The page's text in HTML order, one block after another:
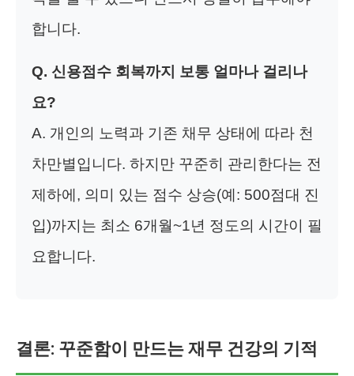
합니다.
Q. 신용점수 회복까지 보통 얼마나 걸리나
요?
A. 개인의 노력과 기존 채무 상태에 따라 천
차만별입니다. 하지만 꾸준히 관리한다는 전
제하에, 의미 있는 점수 상승(예: 500점대 진
입)까지는 최소 6개월~1년 정도의 시간이 필
요합니다.
결론: 꾸준함이 만드는 재무 건강의 기적